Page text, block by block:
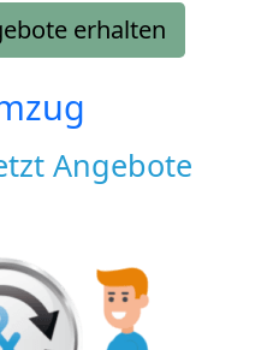
erhalten
Angebote